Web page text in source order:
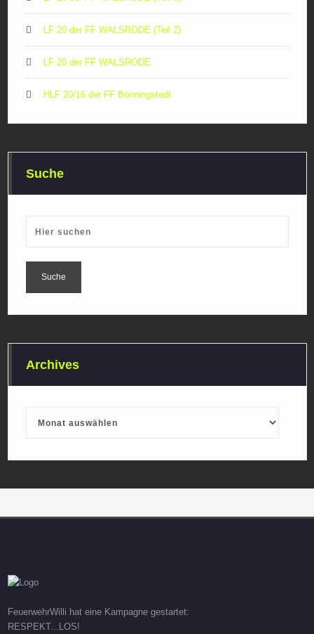
LF 20 der FF WALSRODE (Teil 2)
LF 20 der FF WALSRODE
HLF 20/16 der FF Bönningstedt
Suche
Archives
FeuerwehrWilli hat eine Kampagne gestartet:
RESPEKT...LOS!